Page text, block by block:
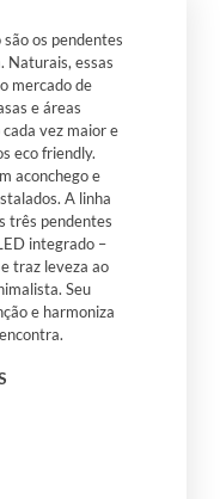
os pendentes
Naturais, essas
mercado de
e áreas
vez maior e
eco friendly.
aconchego e
A linha
três pendentes
integrado –
traz leveza ao
Seu
e harmoniza